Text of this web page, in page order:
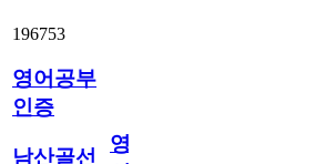
196753
영어공부
인증
남산골선
영